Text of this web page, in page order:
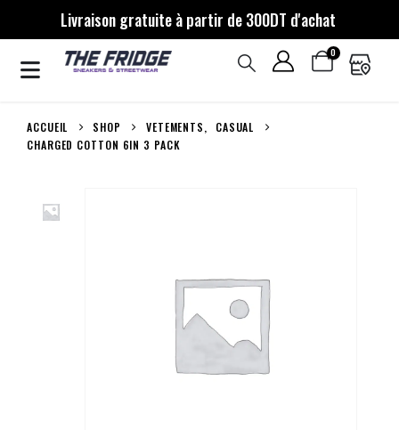
Livraison gratuite à partir de 300DT d'achat
0
ACCUEIL SHOP VETEMENTS,
CASUAL
CHARGED COTTON 6IN 3 PACK